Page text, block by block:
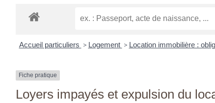
Accueil particuliers > Logement > Location immobilière :
Fiche pratique
Loyers impayés et expulsion du